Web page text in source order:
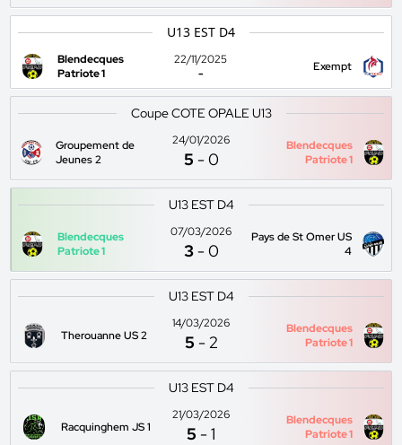
U13 EST D4
Blendecques
Patriote 1
22/11/2025
-
Exempt
Coupe COTE OPALE U13
Groupement de
Jeunes 2
24/01/2026
5 -0
Blendecques
Patriote 1
U13 EST D4
Blendecques
Patriote 1
07/03/2026
3 -0
Pays de St Omer US
4
U13 EST D4
Therouanne US 2
14/03/2026
5 -2
Blendecques
Patriote 1
U13 EST D4
Racquinghem JS 1
21/03/2026
5 -1
Blendecques
Patriote 1